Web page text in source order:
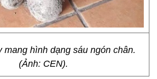
mang hình dạng sáu ngón chân.
(Ảnh: CEN).